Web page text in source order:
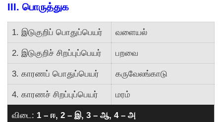
III. பொருத்துக
1. இடுகுறிப் பொதுப்பெயர் வளையல்
2. இடுகுறிச் சிறப்புப்பெயர் பறவை
3. காரணப் பொதுப்பெயர் கருவேலங்காடு
4. காரணச் சிறப்புப்பெயர் மரம்
விடை: 1 – ஈ, 2 – இ, 3 – ஆ, 4 – அ